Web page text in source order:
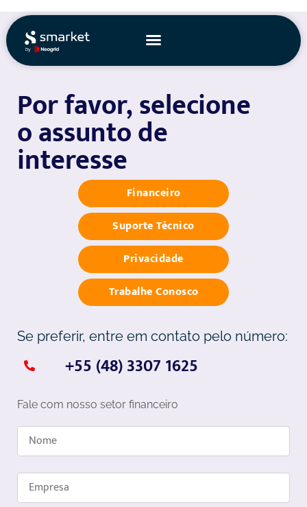
para
conteúdo
Por favor, selecione
o assunto de
interesse
Financeiro
Suporte Técnico
Privacidade
Trabalhe Conosco
Se preferir, entre em contato pelo número:
+55 (48) 3307 1625
Fale com nosso setor financeiro